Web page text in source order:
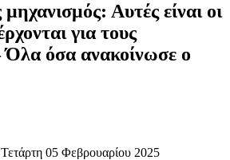
Αυτές είναι οι
για τους
Όλα όσα ανακοίνωσε ο
05 Φεβρουαρίου 2025